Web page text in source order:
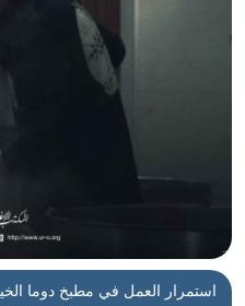
استمرار العمل في مطبخ دوما